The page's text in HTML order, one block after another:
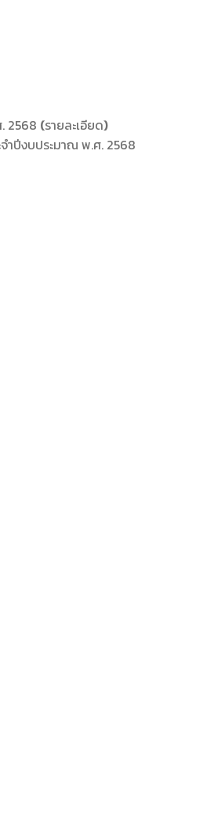
2568 (รายละเอียด)
ำปีงบประมาณ พ.ศ. 2568